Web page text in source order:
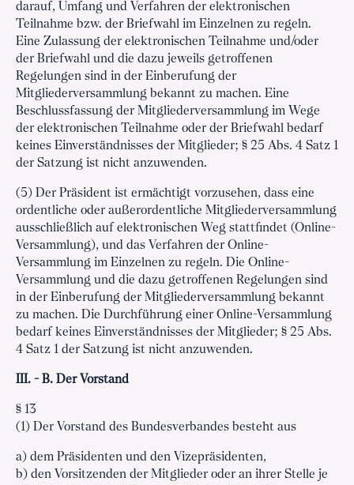
darauf, Umfang und Verfahren der elektronischen
Teilnahme bzw. der Briefwahl im Einzelnen zu regeln.
Eine Zulassung der elektronischen Teilnahme und/oder
der Briefwahl und die dazu jeweils getroffenen
Regelungen sind in der Einberufung der
Mitgliederversammlung bekannt zu machen. Eine
Beschlussfassung der Mitgliederversammlung im Wege
der elektronischen Teilnahme oder der Briefwahl bedarf
keines Einverständnisses der Mitglieder; § 25 Abs. 4 Satz 1
der Satzung ist nicht anzuwenden.
(5) Der Präsident ist ermächtigt vorzusehen, dass eine
ordentliche oder außerordentliche Mitgliederversammlung
ausschließlich auf elektronischen Weg stattfindet (Online-
Versammlung), und das Verfahren der Online-
Versammlung im Einzelnen zu regeln. Die Online-
Versammlung und die dazu getroffenen Regelungen sind
in der Einberufung der Mitgliederversammlung bekannt
zu machen. Die Durchführung einer Online-Versammlung
bedarf keines Einverständnisses der Mitglieder; § 25 Abs.
4 Satz 1 der Satzung ist nicht anzuwenden.
III. - B. Der Vorstand
§ 13
(1) Der Vorstand des Bundesverbandes besteht aus
a) dem Präsidenten und den Vizepräsidenten,
b) den Vorsitzenden der Mitglieder oder an ihrer Stelle je